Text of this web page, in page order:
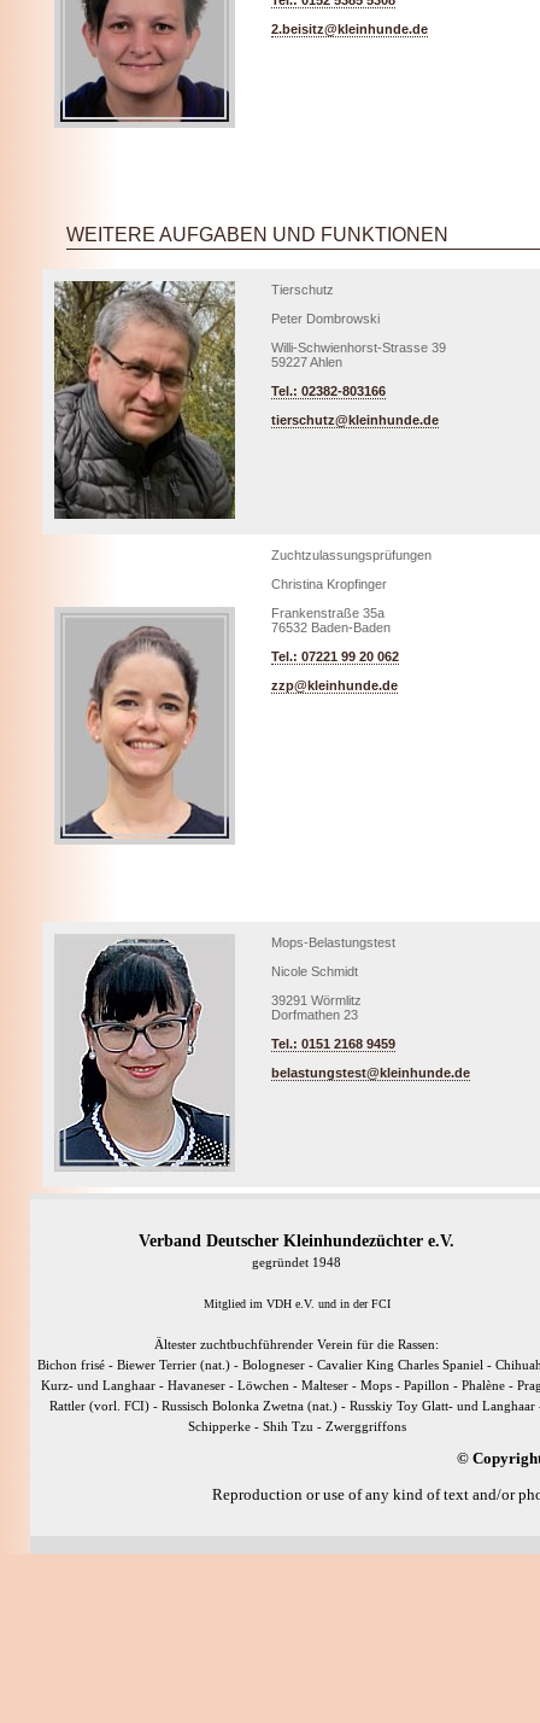
2.beisitz@kleinhunde.de
WEITERE AUFGABEN UND FUNKTIONEN
Tierschutz
Peter Dombrowski
Willi-Schwienhorst-Strasse 39
59227 Ahlen
Tel.: 02382-803166
tierschutz@kleinhunde.de
Zuchtzulassungsprüfungen
Christina Kropfinger
Frankenstraße 35a
76532 Baden-Baden
Tel.: 07221 99 20 062
zzp@kleinhunde.de
Mops-Belastungstest
Nicole Schmidt
39291 Wörmlitz
Dorfmathen 23
Tel.: 0151 2168 9459
belastungstest@kleinhunde.de
Verband Deutscher Kleinhundezüchter e.V.
gegründet 1948
Mitglied im VDH e.V. und in der FCI
Ältester zuchtbuchführender Verein für die Rassen:
Bichon frisé - Biewer Terrier (nat.) - Bologneser - Cavalier King Charles Spaniel -
Kurz- und Langhaar - Havaneser - Löwchen - Malteser - Mops - Papillon - Phalène -
Rattler (vorl. FCI) - Russisch Bolonka Zwetna (nat.) - Russkiy Toy Glatt- und Langhaar
Schipperke - Shih Tzu - Zwerggriffons
©
Reproduction or use of any kind of text and/or